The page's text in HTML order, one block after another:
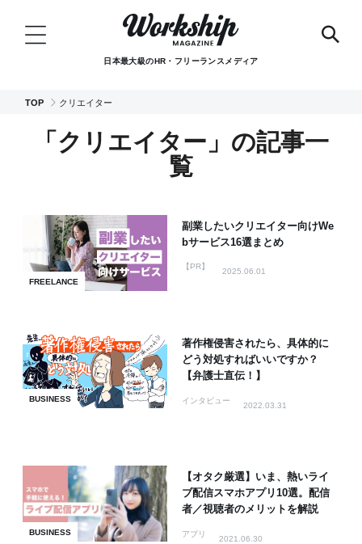
日本最大級のHR・フリーランスメディア
TOP クリエイター
「クリエイター」の記事一
覧
FREELANCE
副業したいクリエイター向けWe
bサービス16選まとめ
【PR】
2025.06.01
BUSINESS
著作権侵害されたら、具体的に
どう対処すればいいですか？
【弁護士直伝！】
インタビュー
2022.03.31
BUSINESS
【オタク厳選】いま、熱いライ
ブ配信スマホアプリ10選。配信
者／視聴者のメリットを解説
アプリ
2021.06.30